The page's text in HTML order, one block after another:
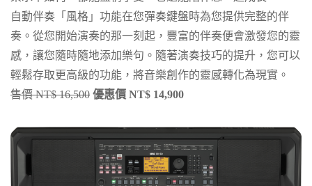
自動伴奏「風格」功能在您彈奏鍵盤時為您提供完整的伴
奏。從您開始演奏的那一刻起，豐富的伴奏便會激發您的靈
感，讓您隨時隨地添加樂句。隨著演奏技巧的提升，您可以
輕鬆存取更高級的功能，將音樂創作的靈感轉化為現實。
售價 NT$ 16,500 優惠價 NT$ 14,900